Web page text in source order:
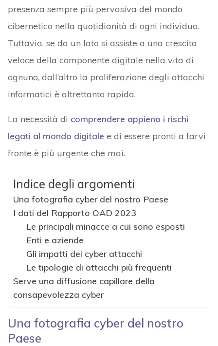
presenza sempre più pervasiva del mondo
cibernetico nella quotidianità di ogni individuo.
Tuttavia, se da un lato si assiste a una crescita
veloce della componente digitale nella vita di
ognuno, dall’altro la proliferazione degli attacchi
informatici è altrettanto rapida.
La necessità di comprendere appieno i rischi
legati al mondo digitale e di essere pronti a farvi
fronte è più urgente che mai.
Indice degli argomenti
Una fotografia cyber del nostro Paese
I dati del Rapporto OAD 2023
Le principali minacce a cui sono esposti
Enti e aziende
Gli impatti dei cyber attacchi
Le tipologie di attacchi più frequenti
Serve una diffusione capillare della
consapevolezza cyber
Una fotografia cyber del nostro
Paese